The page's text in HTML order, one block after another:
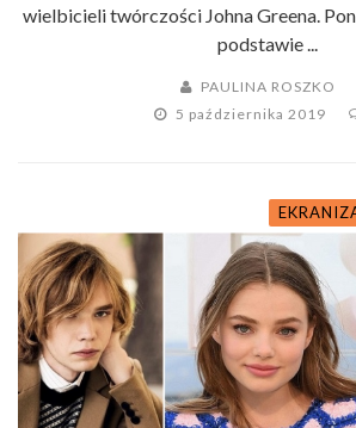
wielbicieli twórczości Johna Greena.
podstawie ...
PAULINA ROSZKO
5 października 2019